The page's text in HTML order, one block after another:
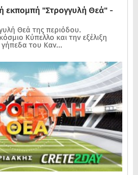
εκπομπή "Στρογγυλή Θεά" -
Θεά της περιόδου.
Κύπελλο και την εξέλιξη
του Καν...